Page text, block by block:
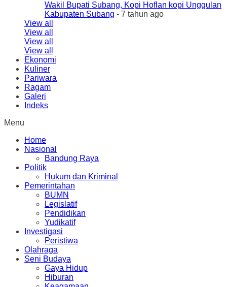
Wakil Bupati Subang, Kopi Hoflan kopi Unggulan
Kabupaten Subang - 7 tahun ago
View all
View all
View all
View all
Ekonomi
Kuliner
Pariwara
Ragam
Galeri
Indeks
Menu
Home
Nasional
Bandung Raya
Politik
Hukum dan Kriminal
Pemerintahan
BUMN
Legislatif
Pendidikan
Yudikatif
Investigasi
Peristiwa
Olahraga
Seni Budaya
Gaya Hidup
Hiburan